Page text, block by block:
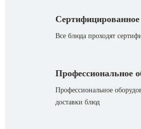
Сертифицированное
Все блюда проходят
Профессиональное
Профессиональное
доставки блюд